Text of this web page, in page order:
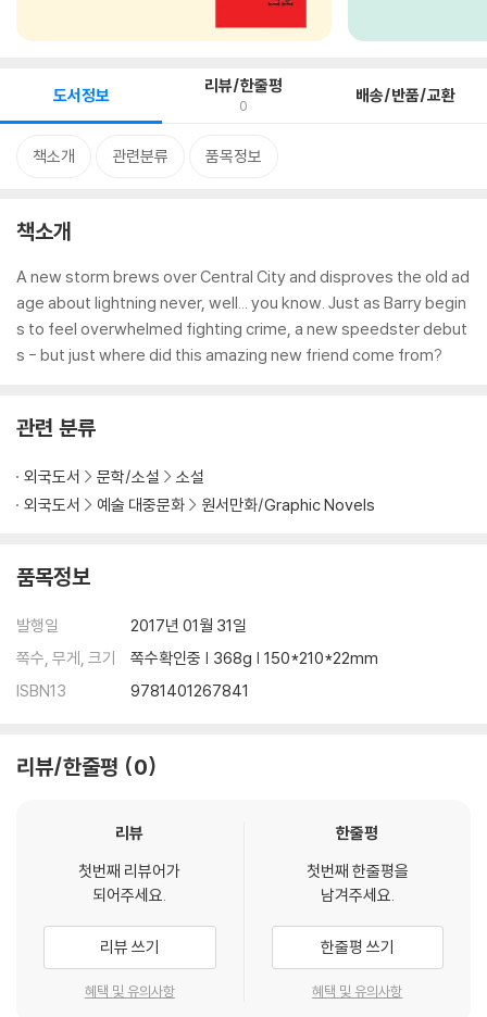
도서정보 리뷰/한줄평
0 배송/반품/교환
책소개 관련분류 품목정보
책소개
A new storm brews over Central City and disproves the old ad
age about lightning never, well... you know. Just as Barry begin
s to feel overwhelmed fighting crime, a new speedster debut
s - but just where did this amazing new friend come from?
관련 분류
외국도서 문학/소설
소설
외국도서
예술 대중문화 원서만화/Graphic Novels
품목정보
발행일
2017년 01월 31일
쪽수, 무게, 크기
쪽수확인중 | 368g | 150*210*22mm
ISBN13
9781401267841
리뷰/한줄평 0
리뷰
첫번째 리뷰어가
되어주세요.
리뷰 쓰기
혜택 및 유의사항
한줄평
첫번째 한줄평을
남겨주세요.
한줄평 쓰기
혜택 및 유의사항